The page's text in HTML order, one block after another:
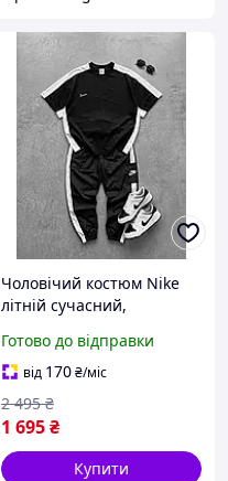
Чоловічий костюм Nike
літній сучасний,
чорно-білий для
тренувань, Зручні
футболка та штани з
бавовни
Готово до відправки
від 170₴/міс
1 695₴
2 495 ₴
Купити